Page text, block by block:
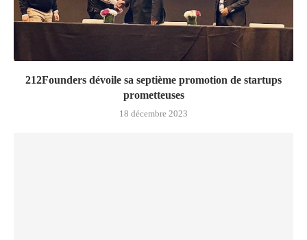
212Founders dévoile sa septième promotion de startups
prometteuses
18 décembre 2023